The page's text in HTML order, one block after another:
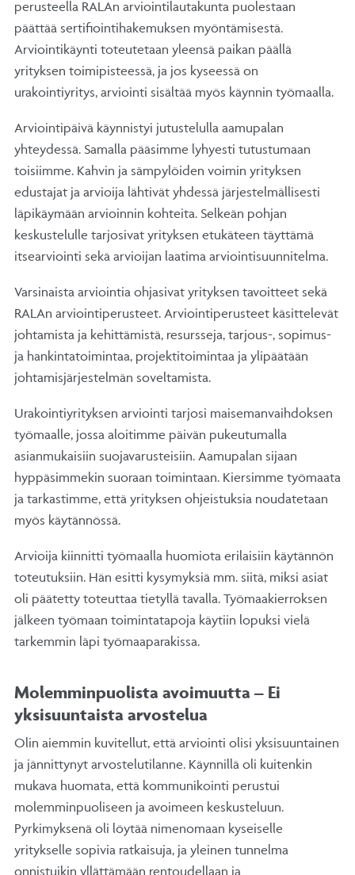
perusteella RALAn arviointilautakunta puolestaan
päättää sertifiointihakemuksen myöntämisestä.
Arviointikäynti toteutetaan yleensä paikan päällä
yrityksen toimipisteessä, ja jos kyseessä on
urakointiyritys, arviointi sisältää myös käynnin työmaalla.
Arviointipäivä käynnistyi jutustelulla aamupalan
yhteydessä. Samalla pääsimme lyhyesti tutustumaan
toisiimme. Kahvin ja sämpylöiden voimin yrityksen
edustajat ja arvioija lähtivät yhdessä järjestelmällisesti
läpikäymään arvioinnin kohteita. Selkeän pohjan
keskustelulle tarjosivat yrityksen etukäteen täyttämä
itsearviointi sekä arvioijan laatima arviointisuunnitelma.
Varsinaista arviointia ohjasivat yrityksen tavoitteet sekä
RALAn arviointiperusteet. Arviointiperusteet käsittelevät
johtamista ja kehittämistä, resursseja, tarjous-, sopimus-
ja hankintatoimintaa, projektitoimintaa ja ylipäätään
johtamisjärjestelmän soveltamista.
Urakointiyrityksen arviointi tarjosi maisemanvaihdoksen
työmaalle, jossa aloitimme päivän pukeutumalla
asianmukaisiin suojavarusteisiin. Aamupalan sijaan
hyppäsimmekin suoraan toimintaan. Kiersimme työmaata
ja tarkastimme, että yrityksen ohjeistuksia noudatetaan
myös käytännössä.
Arvioija kiinnitti työmaalla huomiota erilaisiin käytännön
toteutuksiin. Hän esitti kysymyksiä mm. siitä, miksi asiat
oli päätetty toteuttaa tietyllä tavalla. Työmaakierroksen
jälkeen työmaan toimintatapoja käytiin lopuksi vielä
tarkemmin läpi työmaaparakissa.
Molemminpuolista avoimuutta – Ei
yksisuuntaista arvostelua
Olin aiemmin kuvitellut, että arviointi olisi yksisuuntainen
ja jännittynyt arvostelutilanne. Käynnillä oli kuitenkin
mukava huomata, että kommunikointi perustui
molemminpuoliseen ja avoimeen keskusteluun.
Pyrkimyksenä oli löytää nimenomaan kyseiselle
yritykselle sopivia ratkaisuja, ja yleinen tunnelma
onnistuikin yllättämään rentoudellaan ja